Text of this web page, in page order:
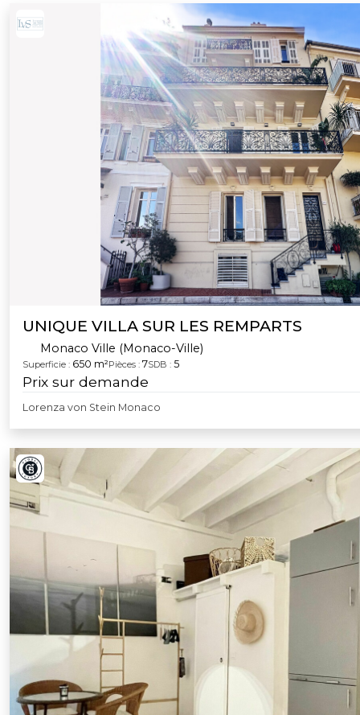
UNIQUE VILLA SUR LES REMPARTS
Monaco Ville (Monaco-Ville)
Superficie : 650 m²Pièces : 7SDB : 5
Prix sur demande
Lorenza von Stein Monaco